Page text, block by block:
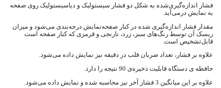
فشار اندازه‌گیری‌شده به شکل دو فشار سیستولیک و دیاسیستولیک روی صفحه
به نمایش درمی‌آید.
مقدار فشار اندازه‌گیری شده در کنار صفحه‌نمایش درجه‌بندی می‌شود و میزان
ریسک آن توسط رنگ‌های سبز، زرد، نارنجی و قرمزی که کنار صفحه‌ است
قابل‌تشخیص است.
علاوه بر فشار، تعداد ضربان قلب در دقیقه نیز نمایش داده می‌شود.
حافظه‌ ی دستگاه قابلیت ذخیره‌ی 90 نتیجه را دارد.
علاوه بر این میانگین 3 فشار آخر نیز محاسبه شده و نمایش داده می‌شود.